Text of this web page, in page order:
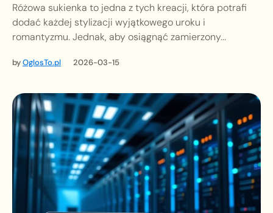
Różowa sukienka to jedna z tych kreacji, która potrafi
dodać każdej stylizacji wyjątkowego uroku i
romantyzmu. Jednak, aby osiągnąć zamierzony...
byOglosTo.pl 2026-03-15